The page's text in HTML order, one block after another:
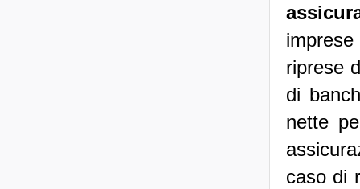
riprese
di
nette
caso di